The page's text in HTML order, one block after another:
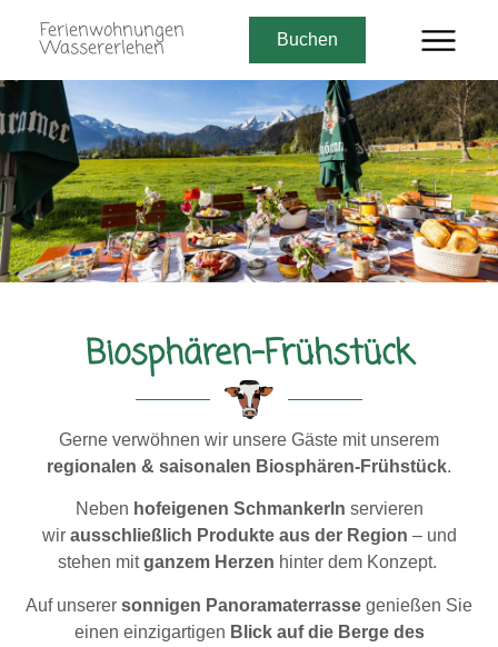
Ferienwohnungen
Wassererlehen Buchen
Biosphären-Frühstück
Gerne verwöhnen wir unsere Gäste mit unserem
regionalen & saisonalen Biosphären-Frühstück.
Neben hofeigenen Schmankerln servieren
wir ausschließlich Produkte aus der Region – und
stehen mitganzem Herzen hinter dem Konzept.
Auf unserer sonnigen Panoramaterrasse genießen Sie
einen einzigartigen Blick auf die Berge des